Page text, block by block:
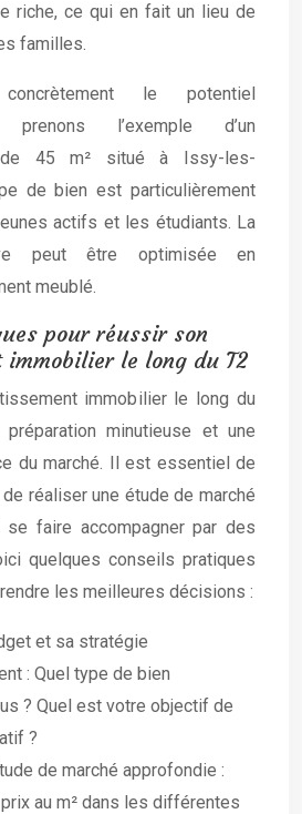
riche, ce qui en fait un lieu de
familles.
le potentiel
prenons l’exemple d’un
de 45 m² situé à Issy-les-
de bien est particulièrement
actifs et les étudiants. La
peut être optimisée en
meublé.
pour réussir son
immobilier le long du T2
immobilier le long du
minutieuse et une
du marché. Il est essentiel de
réaliser une étude de marché
faire accompagner par des
quelques conseils pratiques
les meilleures décisions :
et sa stratégie
: Quel type de bien
? Quel est votre objectif de
?
de marché approfondie :
au m² dans les différentes